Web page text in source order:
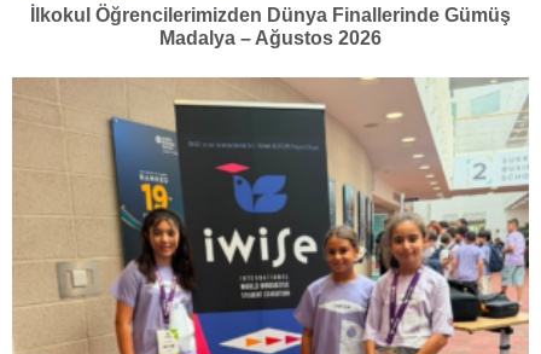
İlkokul Öğrencilerimizden Dünya Finallerinde Gümüş
Madalya – Ağustos 2026